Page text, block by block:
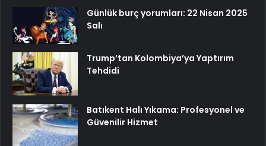
Günlük burç yorumları: 22 Nisan 2025
Salı
Trump’tan Kolombiya’ya Yaptırım
Tehdidi
Batıkent Halı Yıkama: Profesyonel ve
Güvenilir Hizmet